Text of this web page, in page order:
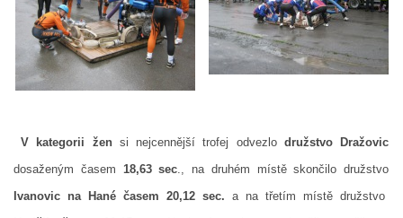
V kategorii žen si nejcennější trofej odvezlo družstvo Dražovic
dosaženým časem 18,63 sec., na druhém místě skončilo družstvo
Ivanovic na Hané časem 20,12 sec. a na třetím místě družstvo